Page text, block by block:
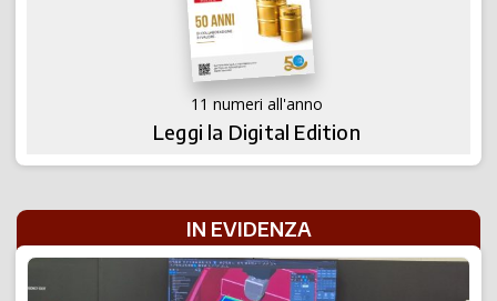
11 numeri all'anno
Leggi la Digital Edition
IN EVIDENZA